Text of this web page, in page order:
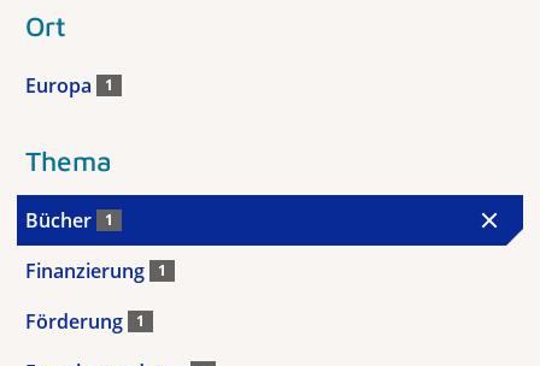
Ort
Europa 1
Thema
Bücher 1
Finanzierung 1
Förderung 1